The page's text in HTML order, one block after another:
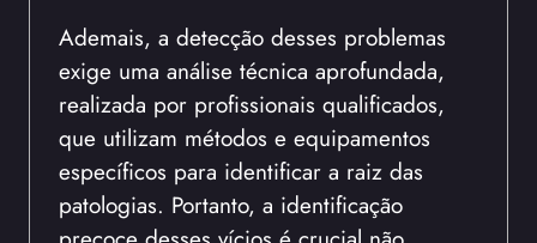
Ademais, a detecção desses problemas
exige uma análise técnica aprofundada,
realizada por profissionais qualificados,
que utilizam métodos e equipamentos
específicos para identificar a raiz das
patologias. Portanto, a identificação